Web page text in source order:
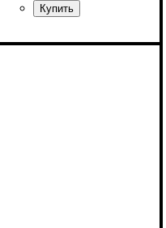
Ширина: 105,6 см